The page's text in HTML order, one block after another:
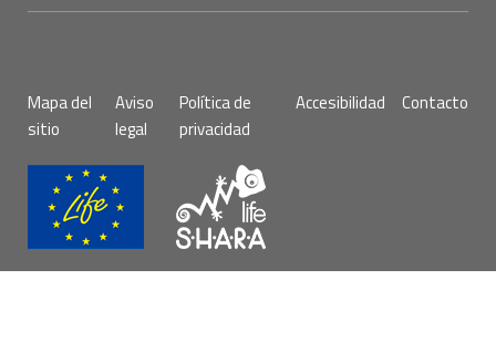
de
página
Mapa del
sitio
Aviso
legal
Política de
privacidad
Accesibilidad Contacto